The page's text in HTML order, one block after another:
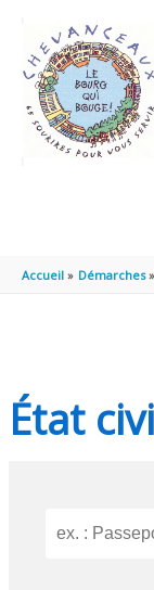
Accueil Démarches
État